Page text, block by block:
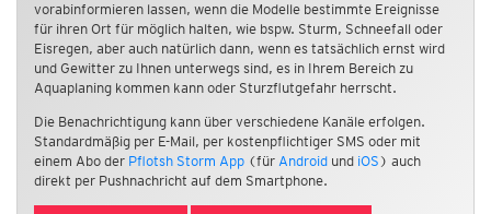
vorabinformieren lassen, wenn die Modelle bestimmte Ereignisse
für ihren Ort für möglich halten, wie bspw. Sturm, Schneefall oder
Eisregen, aber auch natürlich dann, wenn es tatsächlich ernst wird
und Gewitter zu Ihnen unterwegs sind, es in Ihrem Bereich zu
Aquaplaning kommen kann oder Sturzflutgefahr herrscht.
Die Benachrichtigung kann über verschiedene Kanäle erfolgen.
Standardmäßig per E-Mail, per kostenpflichtiger SMS oder mit
einem Abo der Pflotsh Storm App (für Android und iOS ) auch
direkt per Pushnachricht auf dem Smartphone.